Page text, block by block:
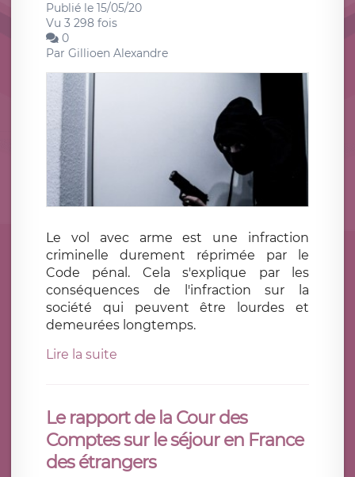
Publié le 15/05/20
Vu 3 298 fois
0
Par Gillioen Alexandre
Le vol avec arme est une infraction
criminelle durement réprimée par le
Code pénal. Cela s'explique par les
conséquences de l'infraction sur la
société qui peuvent être lourdes et
demeurées longtemps.
Lire la suite
Le rapport de la Cour des
Comptes sur le séjour en France
des étrangers